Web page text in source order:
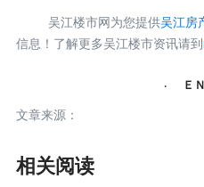
吴江楼市网为您提供吴江房
信息！了解更多吴江楼市资讯请到
· Ｅ
文章来源：
相关阅读